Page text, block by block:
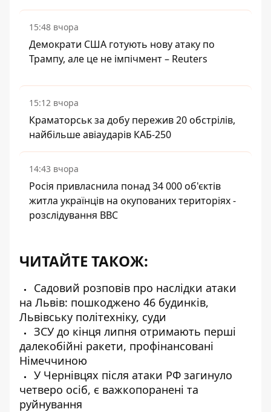
15:48 вчора
Демократи США готують нову атаку по
Трампу, але це не імпічмент – Reuters
15:12 вчора
Краматорськ за добу пережив 20 обстрілів,
найбільше авіаударів КАБ-250
14:43 вчора
Росія привласнила понад 34 000 об'єктів
житла українців на окупованих територіях -
розслідування BBC
ЧИТАЙТЕ ТАКОЖ:
Садовий розповів про наслідки атаки
на Львів: пошкоджено 46 будинків,
Львівську політехніку, суди
ЗСУ до кінця липня отримають перші
далекобійні ракети, профінансовані
Німеччиною
У Чернівцях після атаки РФ загинуло
четверо осіб, є важкопоранені та
руйнування